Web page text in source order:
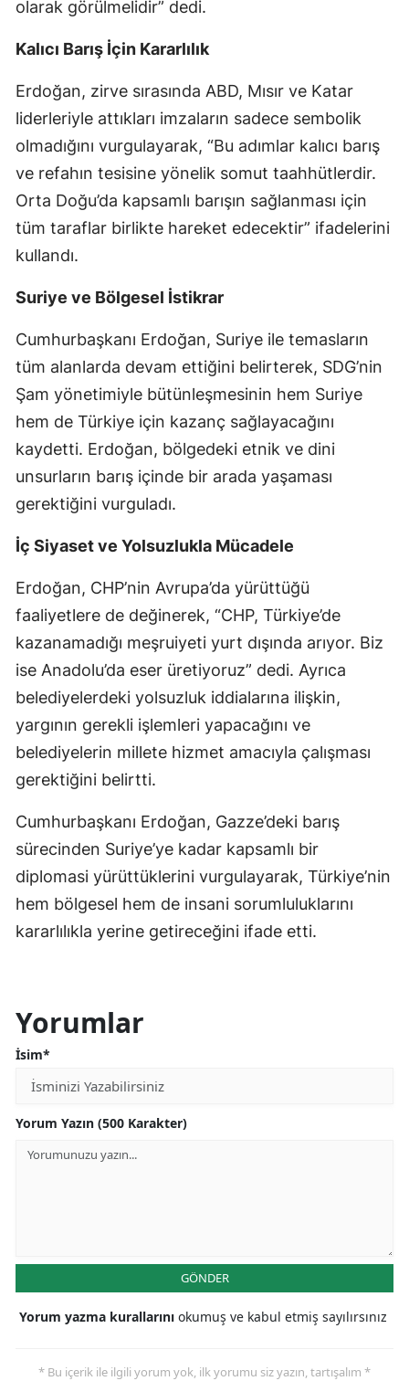
Sivas
Tekirdağ
Tokat
Şanlıurfa
Uşak
Van
Yozgat
Zonguldak
Bayburt
Karaman
Kırıkkale
Batman
Şırnak
Bartın
Iğdır
Yalova
Karabük
Kilis
olarak görülmelidir” dedi.
Kalıcı Barış İçin Kararlılık
Erdoğan, zirve sırasında ABD, Mısır ve Katar
liderleriyle attıkları imzaların sadece sembolik
olmadığını vurgulayarak, “Bu adımlar kalıcı barış
ve refahın tesisine yönelik somut taahhütlerdir.
Orta Doğu’da kapsamlı barışın sağlanması için
tüm taraflar birlikte hareket edecektir” ifadelerini
kullandı.
Suriye ve Bölgesel İstikrar
Cumhurbaşkanı Erdoğan, Suriye ile temasların
tüm alanlarda devam ettiğini belirterek, SDG’nin
Şam yönetimiyle bütünleşmesinin hem Suriye
hem de Türkiye için kazanç sağlayacağını
kaydetti. Erdoğan, bölgedeki etnik ve dini
unsurların barış içinde bir arada yaşaması
gerektiğini vurguladı.
İç Siyaset ve Yolsuzlukla Mücadele
Erdoğan, CHP’nin Avrupa’da yürüttüğü
faaliyetlere de değinerek, “CHP, Türkiye’de
kazanamadığı meşruiyeti yurt dışında arıyor. Biz
ise Anadolu’da eser üretiyoruz” dedi. Ayrıca
belediyelerdeki yolsuzluk iddialarına ilişkin,
yargının gerekli işlemleri yapacağını ve
belediyelerin millete hizmet amacıyla çalışması
gerektiğini belirtti.
Cumhurbaşkanı Erdoğan, Gazze’deki barış
sürecinden Suriye’ye kadar kapsamlı bir
diplomasi yürüttüklerini vurgulayarak, Türkiye’nin
hem bölgesel hem de insani sorumluluklarını
kararlılıkla yerine getireceğini ifade etti.
Yorumlar
İsim*
Yorum Yazın (500 Karakter)
GÖNDER
Yorum yazma kurallarını okumuş ve kabul etmiş sayılırsınız
* Bu içerik ile ilgili yorum yok, ilk yorumu siz yazın, tartışalım *